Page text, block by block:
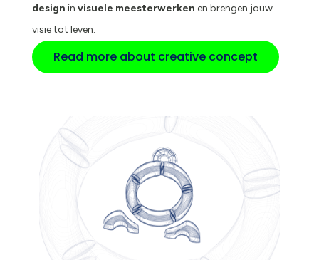
design in visuele meesterwerken en brengen jouw
visie tot leven.
Read more about creative concept